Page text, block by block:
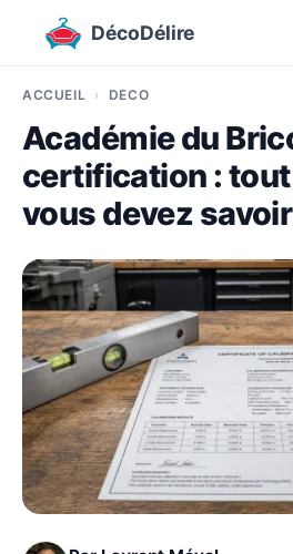
DécoDélire
ACCUEIL DÉCO
Académie du
certification : tout
vous devez savoir